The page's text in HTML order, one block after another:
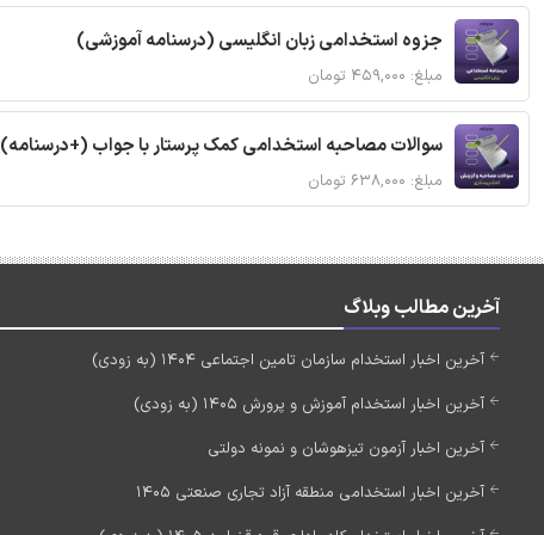
جزوه استخدامی زبان انگلیسی (درسنامه آموزشی)
مبلغ: ۴۵۹,۰۰۰ تومان
سوالات مصاحبه استخدامی کمک پرستار با جواب (+درسنامه)
مبلغ: ۶۳۸,۰۰۰ تومان
آخرین مطالب وبلاگ
آخرین اخبار استخدام سازمان تامین اجتماعی 1404 (به زودی)
آخرین اخبار استخدام آموزش و پرورش 1405 (به زودی)
آخرین اخبار آزمون تیزهوشان و نمونه دولتی
آخرین اخبار استخدامی منطقه آزاد تجاری صنعتی 1405